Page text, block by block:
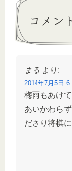
コメン
まる より:
2014年7月5日
梅雨もあけ
あいかわら
ださり将棋